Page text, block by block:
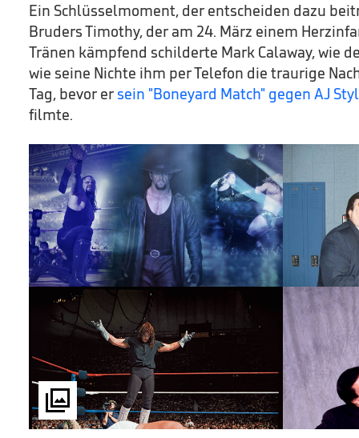
Ein Schlüsselmoment, der entscheiden dazu
Bruders Timothy, der am 24. März einem
Tränen kämpfend schilderte Mark Calaway, wie
wie seine Nichte ihm per Telefon die traurige
Tag, bevor er sein "Boneyard Match" gegen AJ
filmte.
